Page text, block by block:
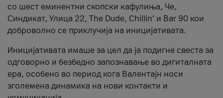
со шест еминентни скопски кафулиња, Че,
Синдикат, Улица 22, The Dude, Chillin’ и Bar 90 кои
доброволно се приклучија на иницијативата.
Иницијативата имаше за цел да ја подигне свеста за
одговорно и безбедно запознавање во дигиталната
ера, особено во период кога Валентајн носи
зголемена динамика на нови контакти и